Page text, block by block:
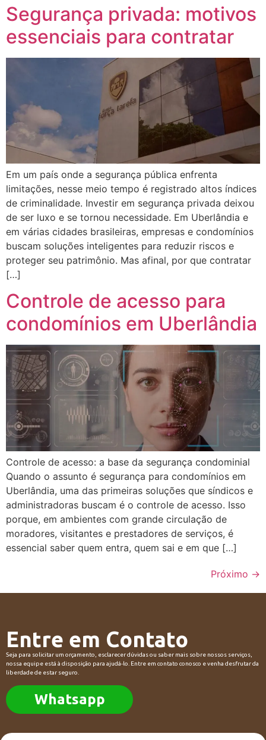
Segurança privada: motivos
essenciais para contratar
Em um país onde a segurança pública enfrenta
limitações, nesse meio tempo é registrado altos índices
de criminalidade. Investir em segurança privada deixou
de ser luxo e se tornou necessidade. Em Uberlândia e
em várias cidades brasileiras, empresas e condomínios
buscam soluções inteligentes para reduzir riscos e
proteger seu patrimônio. Mas afinal, por que contratar
[…]
Controle de acesso para
condomínios em Uberlândia
Controle de acesso: a base da segurança condominial
Quando o assunto é segurança para condomínios em
Uberlândia, uma das primeiras soluções que síndicos e
administradoras buscam é o controle de acesso. Isso
porque, em ambientes com grande circulação de
moradores, visitantes e prestadores de serviços, é
essencial saber quem entra, quem sai e em que […]
Próximo →
Entre em Contato
Seja para solicitar um orçamento, esclarecer dúvidas ou saber mais sobre nossos serviços,
nossa equipe está à disposição para ajudá-lo. Entre em contato conosco e venha desfrutar da
liberdade de estar seguro.
Whatsapp